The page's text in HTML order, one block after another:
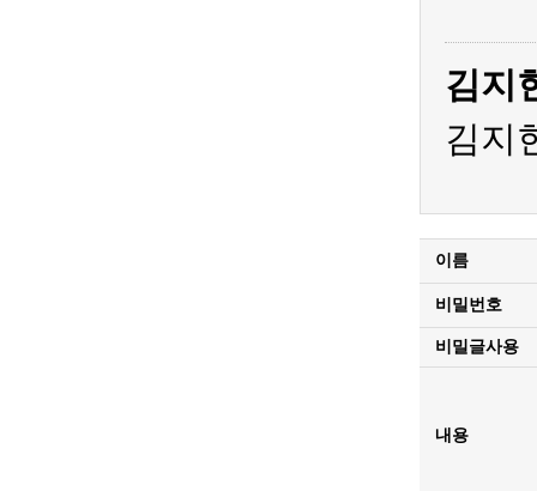
김지
김지
이름
비밀번호
비밀글사용
내용